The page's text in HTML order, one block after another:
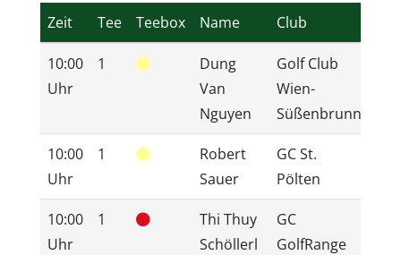
Zeit Tee Teebox Name Club
10:00
Uhr
1
Dung
Van
Nguyen
Golf Club
Wien-
Süßenbrunn
10:00
Uhr
1
Robert
Sauer
GC St.
Pölten
10:00
Uhr
1
Thi Thuy
Schöllerl
GC
GolfRange